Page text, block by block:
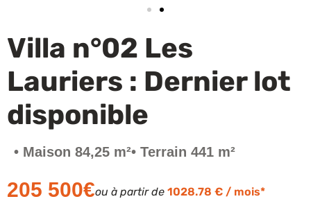
Villa n°02 Les
Lauriers : Dernier lot
disponible
• Maison 84,25 m²• Terrain 441 m²
205 500€ou à partir de 1028.78 € / mois*